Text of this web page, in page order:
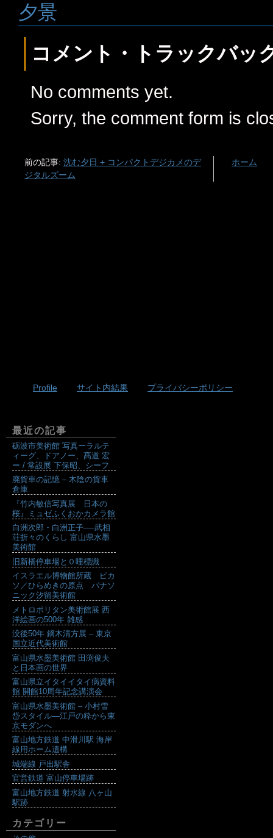
夕景
コメント・トラックバッ
No comments yet.
Sorry, the comment form is
前の記事: 沈む夕日 + コンパクトデジカメのデ
ジタルズーム
ホーム
Profile サイト内結果 プライバシーポリシー
最近の記事
砺波市美術館 写真ーラルテ
ィーグ、ドアノー、髙道 宏
ー / 常設展 下保昭、シーフ
廃貨車の記憶 – 木陰の貨車
倉庫
『竹内敏信写真展 日本の
桜』ミュゼふくおかカメラ館
白洲次郎・白洲正子──武相
荘折々のくらし 富山県水墨
美術館
旧新橋停車場と０哩標識
イスラエル博物館所蔵 ピカ
ソ／ひらめきの原点 パナソ
ニック汐留美術館
メトロポリタン美術館展 西
洋絵画の500年 雑感
没後50年 鏑木清方展 – 東京
国立近代美術館
富山県水墨美術館 田渕俊夫
と日本画の世界
富山県立イタイイタイ病資料
館 開館10周年記念講演会
富山県水墨美術館 – 小村雪
岱スタイル―江戸の粋から東
京モダンへ
富山地方鉄道 中滑川駅 海岸
線用ホーム遺構
城端線 戸出駅舎
官営鉄道 富山停車場跡
富山地方鉄道 射水線 八ヶ山
駅跡
カテゴリー